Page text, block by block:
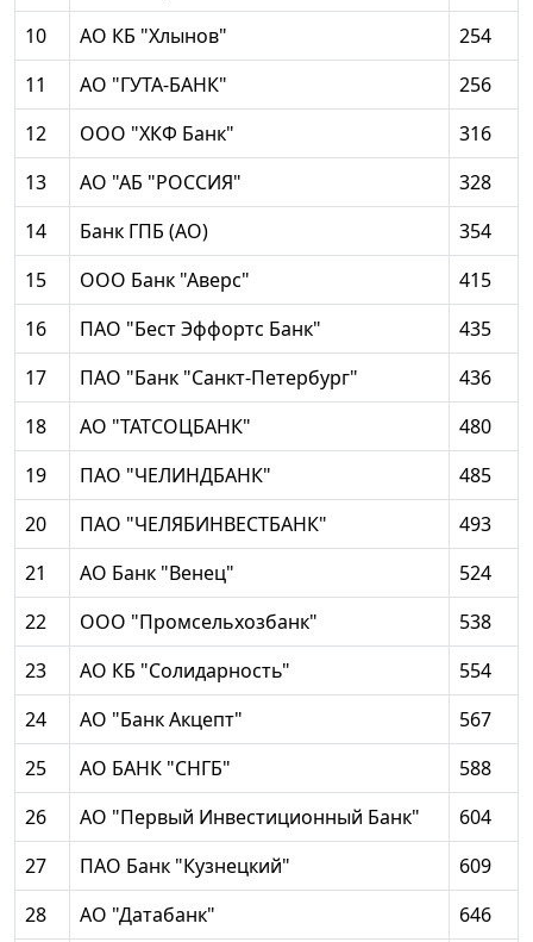
10
АО КБ "Хлынов"
254
11
АО "ГУТА-БАНК"
256
12
ООО "ХКФ Банк"
316
13
АО "АБ "РОССИЯ"
328
14
Банк ГПБ (АО)
354
15
ООО Банк "Аверс"
415
16
ПАО "Бест Эффортс Банк"
435
17
ПАО "Банк "Санкт-Петербург"
436
18
АО "ТАТСОЦБАНК"
480
19
ПАО "ЧЕЛИНДБАНК"
485
20
ПАО "ЧЕЛЯБИНВЕСТБАНК"
493
21
АО Банк "Венец"
524
22
ООО "Промсельхозбанк"
538
23
АО КБ "Солидарность"
554
24
АО "Банк Акцепт"
567
25
АО БАНК "СНГБ"
588
26
АО "Первый Инвестиционный Банк"
604
27
ПАО Банк "Кузнецкий"
609
28
АО "Датабанк"
646